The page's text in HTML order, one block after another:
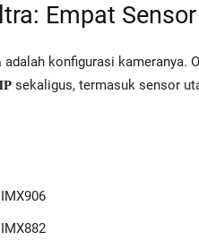
Empat
adalah konfigurasi kameranya.
sekaligus, termasuk sensor